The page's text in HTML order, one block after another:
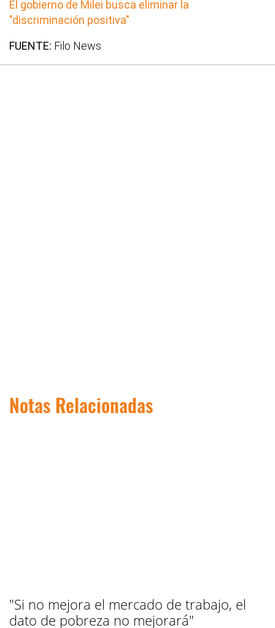
El gobierno de Milei busca eliminar la
"discriminación positiva"
FUENTE: Filo News
Notas Relacionadas
"Si no mejora el mercado de trabajo, el
dato de pobreza no mejorará"